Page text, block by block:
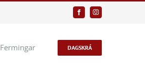
FacebookInstagram
Fermingar DAGSKRÁ